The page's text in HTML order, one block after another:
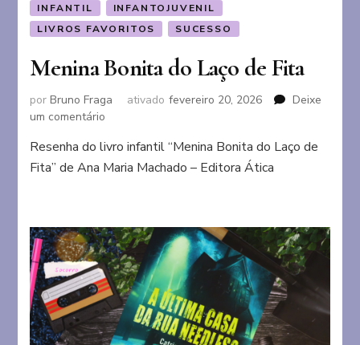
INFANTIL
INFANTOJUVENIL
LIVROS FAVORITOS
SUCESSO
Menina Bonita do Laço de Fita
porBruno Fraga ativado fevereiro 20, 2026
Deixe
um comentário
Bonita
do
Resenha do livro infantil “Menina Bonita do Laço de
Fita” de Ana Maria Machado – Editora Ática